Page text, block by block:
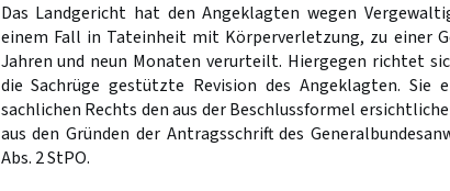
Das Landgericht hat den Angeklagten wegen
einem Fall in Tateinheit mit Körperverletzung, zu einer
Jahren und neun Monaten verurteilt. Hiergegen richtet
die Sachrüge gestützte Revision des Angeklagten. Sie
sachlichen Rechts den aus der Beschlussformel
aus den Gründen der Antragsschrift des
Abs. 2 StPO.